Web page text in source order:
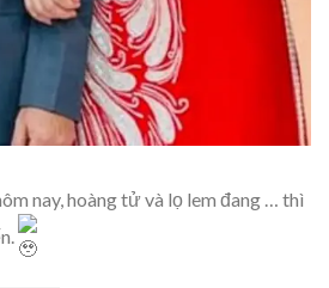
nay, hoàng tử và lọ lem đang … thì